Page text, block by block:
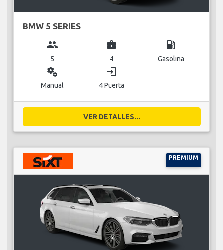
BMW 5 SERIES
group
5
business_center
4
local_gas_station
Gasolina
miscellaneous_services
Manual
login
4 Puerta
VER DETALLES...
PREMIUM